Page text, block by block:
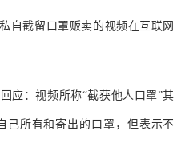
自截留口罩贩卖的视频在互联网
应：视频所称“截获他人口罩”其
己所有和寄出的口罩，但表示不